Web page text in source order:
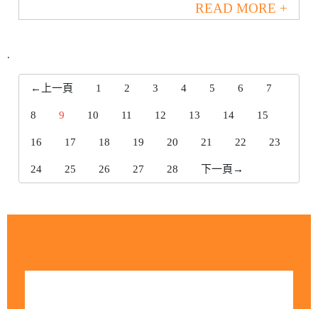
READ MORE +
.
←上一頁 1 2 3 4 5 6 7
8 9 10 11 12 13 14 15
16 17 18 19 20 21 22 23
24 25 26 27 28 下一頁→